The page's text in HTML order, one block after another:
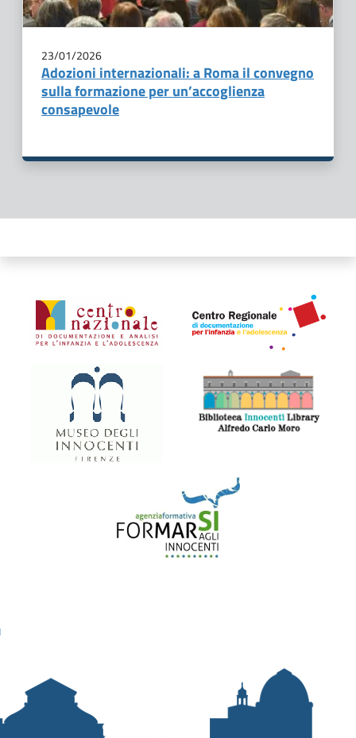
23/01/2026
Adozioni internazionali: a Roma il convegno
sulla formazione per un’accoglienza
consapevole
Organismi collegati